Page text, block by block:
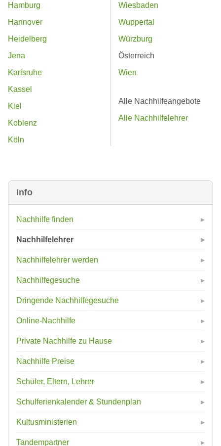
Info
Nachhilfe finden
Nachhilfelehrer
Nachhilfelehrer werden
Nachhilfegesuche
Dringende Nachhilfegesuche
Online-Nachhilfe
Private Nachhilfe zu Hause
Nachhilfe Preise
Schüler, Eltern, Lehrer
Schulferienkalender & Stundenplan
Kultusministerien
Tandempartner
Hamburg
Hannover
Heidelberg
Jena
Karlsruhe
Kassel
Kiel
Koblenz
Köln
Wiesbaden
Wuppertal
Würzburg
Österreich
Wien
Alle Nachhilfeangebote
Alle Nachhilfelehrer